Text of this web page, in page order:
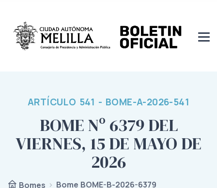
ARTÍCULO 541 - BOME-A-2026-541
BOME Nº 6379 DEL
VIERNES, 15 DE MAYO DE
2026
Bomes
Bome BOME-B-2026-6379